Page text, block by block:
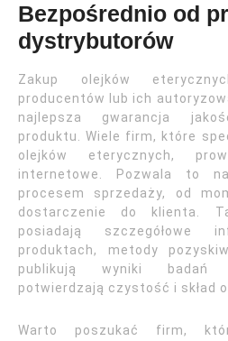
Bezpośrednio od
dystrybutorów
Zakup olejków
producentów lub ich
najlepsza gwarancja
produktu. Wiele firm, które
olejków eterycznych,
internetowe. Pozwala to
procesem sprzedaży, od
dostarczenie do klienta.
posiadają szczegółowe
produktach, metody
publikują wyniki badań
potwierdzają czystość i skład
Warto poszukać firm,